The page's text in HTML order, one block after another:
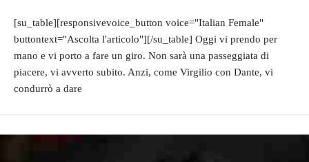
[su_table][responsivevoice_button voice="Italian Female"
buttontext="Ascolta l'articolo"][/su_table] Oggi vi prendo per
mano e vi porto a fare un giro. Non sarà una passeggiata di
piacere, vi avverto subito. Anzi, come Virgilio con Dante, vi
condurrò a dare